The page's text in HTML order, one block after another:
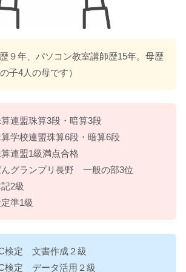
９年、パソコン教室講師歴15年。母歴
子4人の母です）
連盟珠算3段・暗算3段
学校連盟珠算6段・暗算6段
連盟1級満点合格
んグランプリ長野 一般の部3位
2級
準1級
検定 文書作成２級
検定 データ活用２級